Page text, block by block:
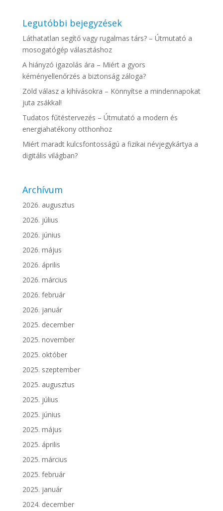
Legutóbbi bejegyzések
Láthatatlan segítő vagy rugalmas társ? – Útmutató a
mosogatógép választáshoz
A hiányzó igazolás ára – Miért a gyors
kéményellenőrzés a biztonság záloga?
Zöld válasz a kihívásokra – Könnyítse a mindennapokat
juta zsákkal!
Tudatos fűtéstervezés – Útmutató a modern és
energiahatékony otthonhoz
Miért maradt kulcsfontosságú a fizikai névjegykártya a
digitális világban?
Archívum
2026. augusztus
2026. július
2026. június
2026. május
2026. április
2026. március
2026. február
2026. január
2025. december
2025. november
2025. október
2025. szeptember
2025. augusztus
2025. július
2025. június
2025. május
2025. április
2025. március
2025. február
2025. január
2024. december